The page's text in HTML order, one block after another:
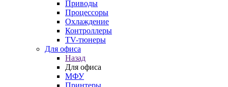
Приводы
Процессоры
Охлаждение
Контроллеры
TV-тюнеры
Для офиса
Назад
Для офиса
МФУ
Принтеры